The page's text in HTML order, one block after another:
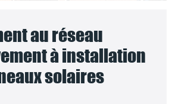
au réseau
à installation
solaires